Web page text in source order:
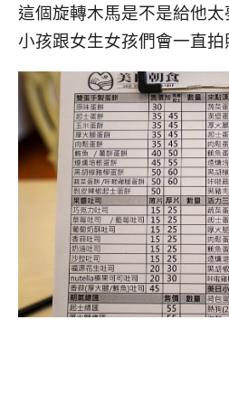
這個旋轉木馬是不是給他
小孩跟女生女孩們會一直拍